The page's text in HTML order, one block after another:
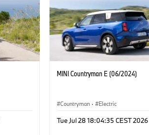
MINI Countryman E (06/2024)
Countryman · Electric
Tue Jul 28 18:04:35 CEST 2026